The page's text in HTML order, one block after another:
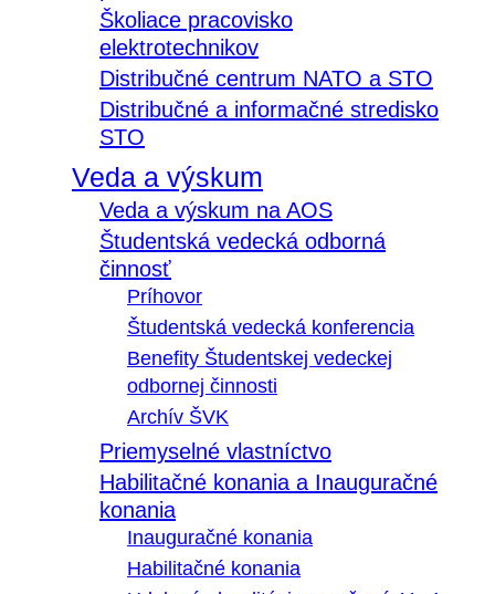
Školiace pracovisko
elektrotechnikov
Distribučné centrum NATO a STO
Distribučné a informačné stredisko
STO
Veda a výskum
Veda a výskum na AOS
Študentská vedecká odborná
činnosť
Príhovor
Študentská vedecká konferencia
Benefity Študentskej vedeckej
odbornej činnosti
Archív ŠVK
Priemyselné vlastníctvo
Habilitačné konania a Inauguračné
konania
Inauguračné konania
Habilitačné konania